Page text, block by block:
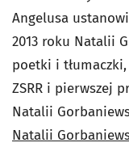
Angelusa
2013 roku Natalii
poetki i
ZSRR i pierwszej
Natalii
Natalii